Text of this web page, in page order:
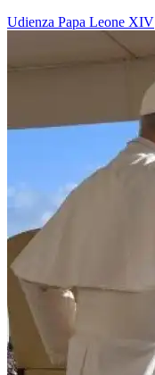
Udienza Papa Leone XIV